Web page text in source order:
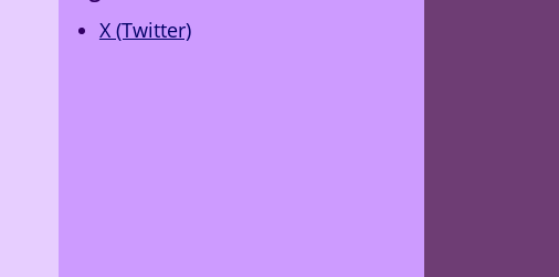
X (Twitter)